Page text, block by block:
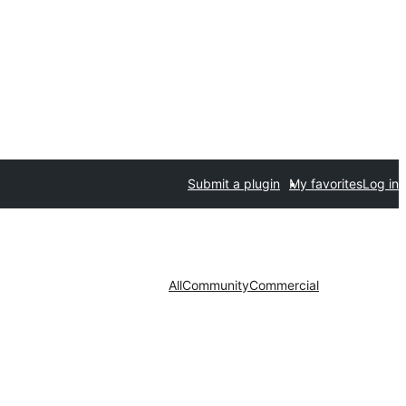
Submit a plugin My favoritesLog in
AllCommunityCommercial